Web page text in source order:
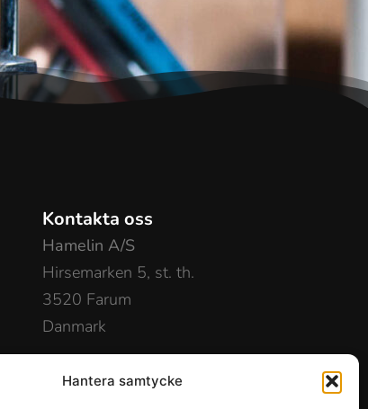
Hantera samtycke
Kontakta oss
Hamelin A/S
Hirsemarken 5, st. th.
3520 Farum
Danmark
info-dk@hamelinbrands.com